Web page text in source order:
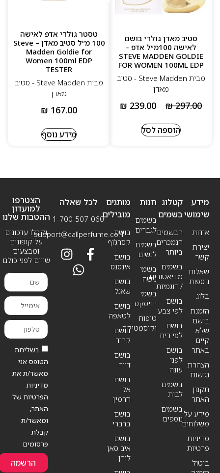
סטיב מאדן גולדי בושם
לאישה 100מ״ל אדפ –
STEVE MADDEN GOLDIE
FOR WOMEN 100ML EDP
מבית Steve Madden - סטיב
מאדן
₪297.00
₪ 239.00
הוספה לסל
טסטר גולדי אדפ לאישה
100 מ”ל סטיב מאדן – Steve
Madden Goldie for
Women 100ml EDP
TESTER
מבית Steve Madden - סטיב
מאדן
₪ 167.00
מידע נוסף
מידע
שימושי
אודות
יצירת
קשר
שאלות
נוספות
בלוג
הזמנת
בושם
שלא
קיים
באתר
הצהרת
נגישות
תקנון
האתר
מידע על
משלוחים
מדיניות
פרטיות
ביטול
חנות
בשמים
לגברים
בשמים
לנשים
בשמי
נישה
בשמי
יוניסקס
טיפוח
וקוסמטיקה
קטלוג
בשמים
הבשמים
הנמכרים
ביותר
בשמים
מיניאטורים
/ דוגמיות
בושם
לפי צבע
בושם
לפי ריח
בושם
לפני
עונה
בשמים
לבית
בשמים
נוספים
מותגים
מובילים
בושם
קסרג’וף
בושם
אינסנס
בושם
שאנל
בושם
לטאפה
בושם
קריד
בושם
דיור
בושם
אל
חרמין
בושם
ברברי
בושם
איב סאן
לורן
לכל שאלה
1-700-507-060
support@callperfume.co.il
הצטרפו
למועדון
ההטבות שלנו
וקבלו עדכונים
על קופונים
ומבצעים
שווים לפני כולם
בשליחת
הטופס אני
מאשר/ת את
מדיניות
הפרטיות של
האתר,
ומאשר/ת
קבלת
פרסומים
הרשמה